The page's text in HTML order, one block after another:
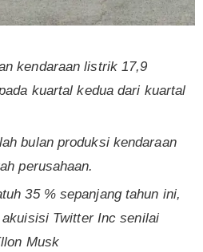
kendaraan listrik 17,9
kuartal kedua dari kuartal
bulan produksi kendaraan
perusahaan.
35 % sepanjang tahun ini,
Twitter Inc senilai
Musk